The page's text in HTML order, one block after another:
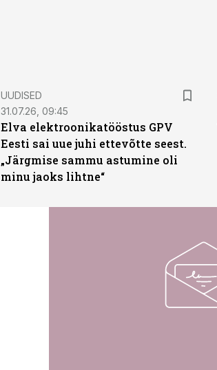
UUDISED
31.07.26, 09:45
Elva elektroonikatööstus GPV
Eesti sai uue juhi ettevõtte seest.
„Järgmise sammu astumine oli
minu jaoks lihtne“